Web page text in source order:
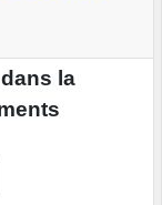
la